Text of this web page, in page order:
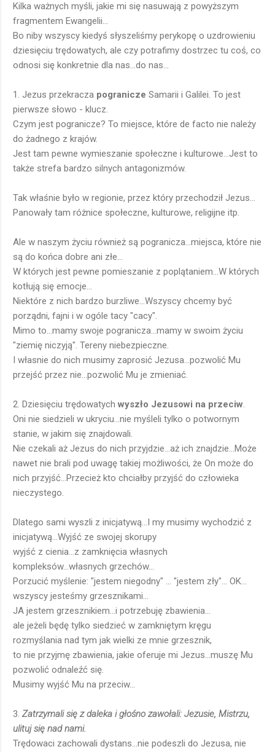
Kilka ważnych myśli, jakie mi się nasuwają z powyższym
fragmentem Ewangelii...
Bo niby wszyscy kiedyś słyszeliśmy perykopę o uzdrowieniu
dziesięciu trędowatych, ale czy potrafimy dostrzec tu coś, co
odnosi się konkretnie dla nas...do nas...
1. Jezus przekracza pogranicze Samarii i Galilei. To jest
pierwsze słowo - klucz.
Czym jest pogranicze? To miejsce, które de facto nie należy
do żadnego z krajów.
Jest tam pewne wymieszanie społeczne i kulturowe...Jest to
także strefa bardzo silnych antagonizmów.
Tak właśnie było w regionie, przez który przechodził Jezus...
Panowały tam różnice społeczne, kulturowe, religijne itp.
Ale w naszym życiu również są pogranicza...miejsca, które nie
są do końca dobre ani złe...
W których jest pewne pomieszanie z poplątaniem...W których
kotłują się emocje...
Niektóre z nich bardzo burzliwe...Wszyscy chcemy być
porządni, fajni i w ogóle tacy "cacy".
Mimo to...mamy swoje pogranicza...mamy w swoim życiu
"ziemię niczyją". Tereny niebezpieczne.
I własnie do nich musimy zaprosić Jezusa...pozwolić Mu
przejść przez nie...pozwolić Mu je zmieniać.
2. Dziesięciu trędowatych wyszło Jezusowi na przeciw.
Oni nie siedzieli w ukryciu...nie myśleli tylko o potwornym
stanie, w jakim się znajdowali.
Nie czekali aż Jezus do nich przyjdzie...aż ich znajdzie...Może
nawet nie brali pod uwagę takiej możliwości, że On może do
nich przyjść...Przecież kto chciałby przyjść do człowieka
nieczystego.
Dlatego sami wyszli z inicjatywą...I my musimy wychodzić z
inicjatywą...Wyjść ze swojej skorupy
wyjść z cienia...z zamknięcia własnych
kompleksów...własnych grzechów...
Porzucić myślenie: "jestem niegodny" ... "jestem zły"... OK...
wszyscy jesteśmy grzesznikami...
JA jestem grzesznikiem...i potrzebuję zbawienia...
ale jeżeli będę tylko siedzieć w zamkniętym kręgu
rozmyślania nad tym jak wielki ze mnie grzesznik,
to nie przyjmę zbawienia, jakie oferuje mi Jezus...muszę Mu
pozwolić odnaleźć się.
Musimy wyjść Mu na przeciw...
3. Zatrzymali się z daleka i głośno zawołali: Jezusie, Mistrzu,
ulituj się nad nami.
Trędowaci zachowali dystans...nie podeszli do Jezusa, nie